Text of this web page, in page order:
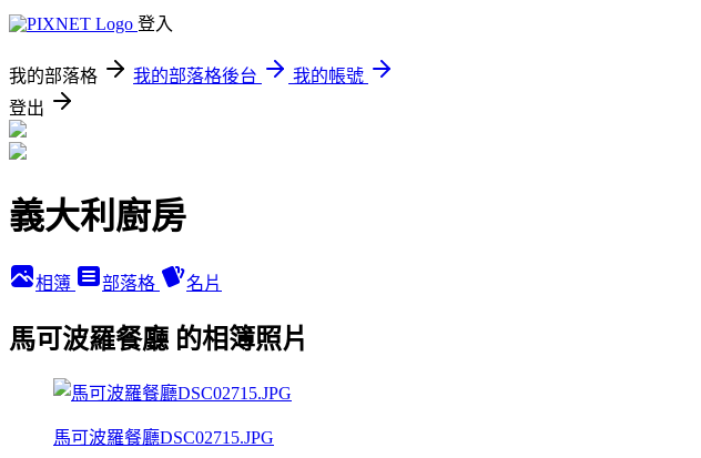
登入
我的部落格 我的部落格後台
我的帳號
登出
義大利廚房
相簿 部落格 名片
馬可波羅餐廳 的相簿照片
馬可波羅餐廳DSC02715.JPG